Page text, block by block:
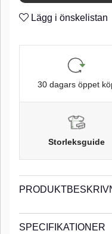
Micro Barb
n
Black Chrome
Lägg i önskelistan
30 dagars öppet
Storleksguide
SPECIFIKATIONER